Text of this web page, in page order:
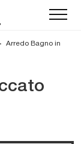
Arredo Bagno in